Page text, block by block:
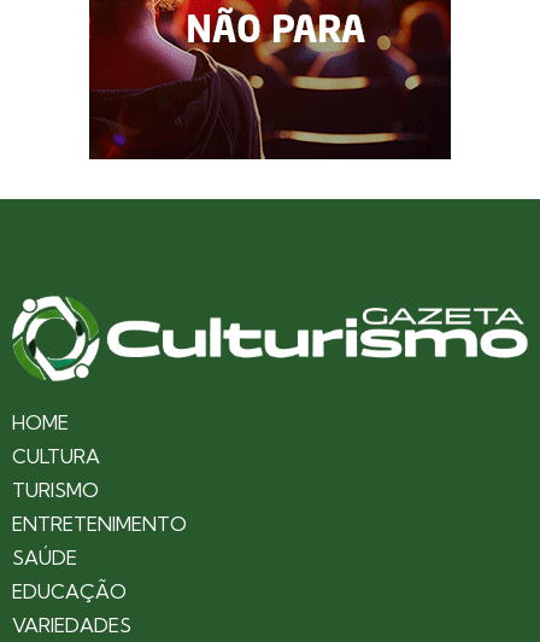
HOME
CULTURA
TURISMO
ENTRETENIMENTO
SAÚDE
EDUCAÇÃO
VARIEDADES